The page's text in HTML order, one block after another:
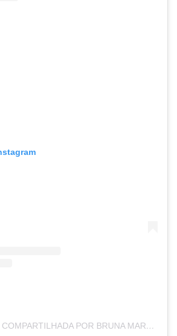
UMA PUBLICAÇÃO COMPARTILHADA POR BRUNA MARQUEZINE (@BRUNAMARQUEZINE)